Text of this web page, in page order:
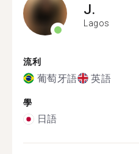
J.
Lagos
流利
葡萄牙語 英語
學
日語